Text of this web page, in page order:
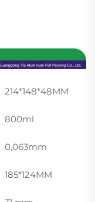
214*148*48MM
800ml
0,063mm
185*124MM